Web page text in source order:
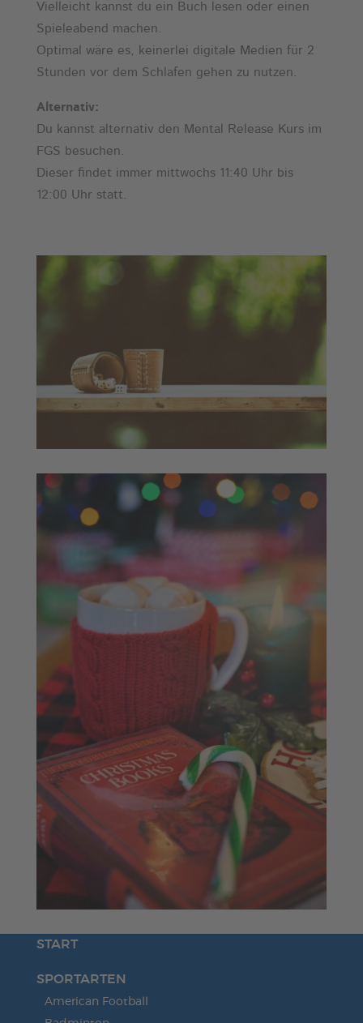
Vielleicht kannst du ein Buch lesen oder einen
Spieleabend machen.
Optimal wäre es, keinerlei digitale Medien für 2
Stunden vor dem Schlafen gehen zu nutzen.
Alternativ:
Du kannst alternativ den Mental Release Kurs im
FGS besuchen.
Dieser findet immer mittwochs 11:40 Uhr bis
12:00 Uhr statt.
START
SPORTARTEN
American Football